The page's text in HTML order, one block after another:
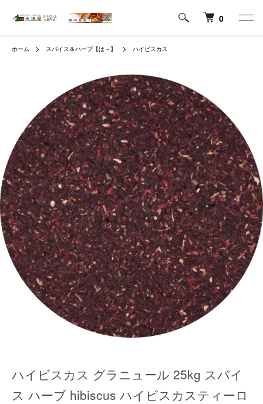
0
ホーム スパイス＆ハーブ【は～】 ハイビスカス
ハイビスカス グラニュール 25kg スパイ
ス ハーブ hibiscus ハイビスカスティーロ